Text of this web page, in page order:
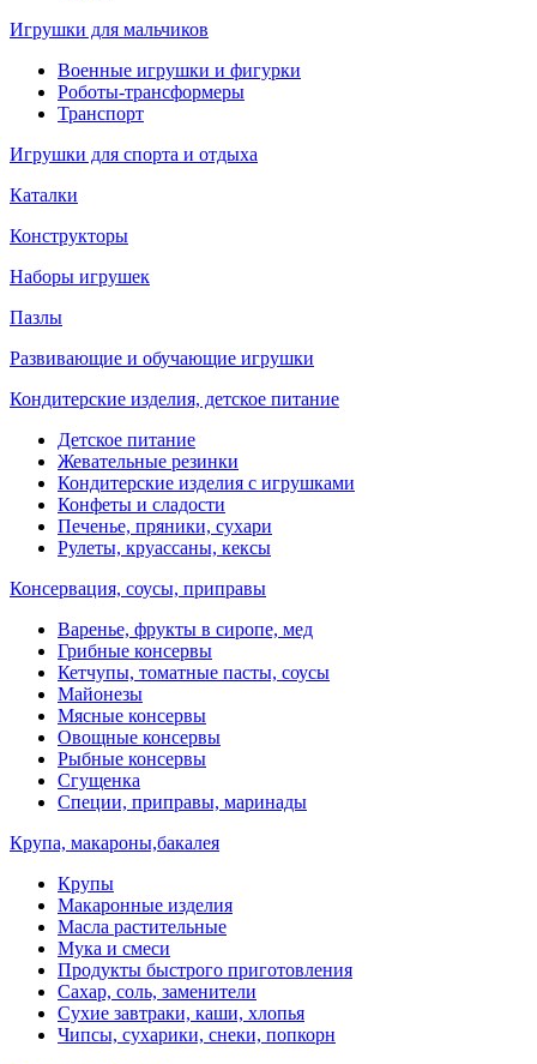
Игрушки для мальчиков
Военные игрушки и фигурки
Роботы-трансформеры
Транспорт
Игрушки для спорта и отдыха
Каталки
Конструкторы
Наборы игрушек
Пазлы
Развивающие и обучающие игрушки
Кондитерские изделия, детское питание
Детское питание
Жевательные резинки
Кондитерские изделия с игрушками
Конфеты и сладости
Печенье, пряники, сухари
Рулеты, круассаны, кексы
Консервация, соусы, приправы
Варенье, фрукты в сиропе, мед
Грибные консервы
Кетчупы, томатные пасты, соусы
Майонезы
Мясные консервы
Овощные консервы
Рыбные консервы
Сгущенка
Специи, приправы, маринады
Крупа, макароны,бакалея
Крупы
Макаронные изделия
Масла растительные
Мука и смеси
Продукты быстрого приготовления
Сахар, соль, заменители
Сухие завтраки, каши, хлопья
Чипсы, сухарики, снеки, попкорн